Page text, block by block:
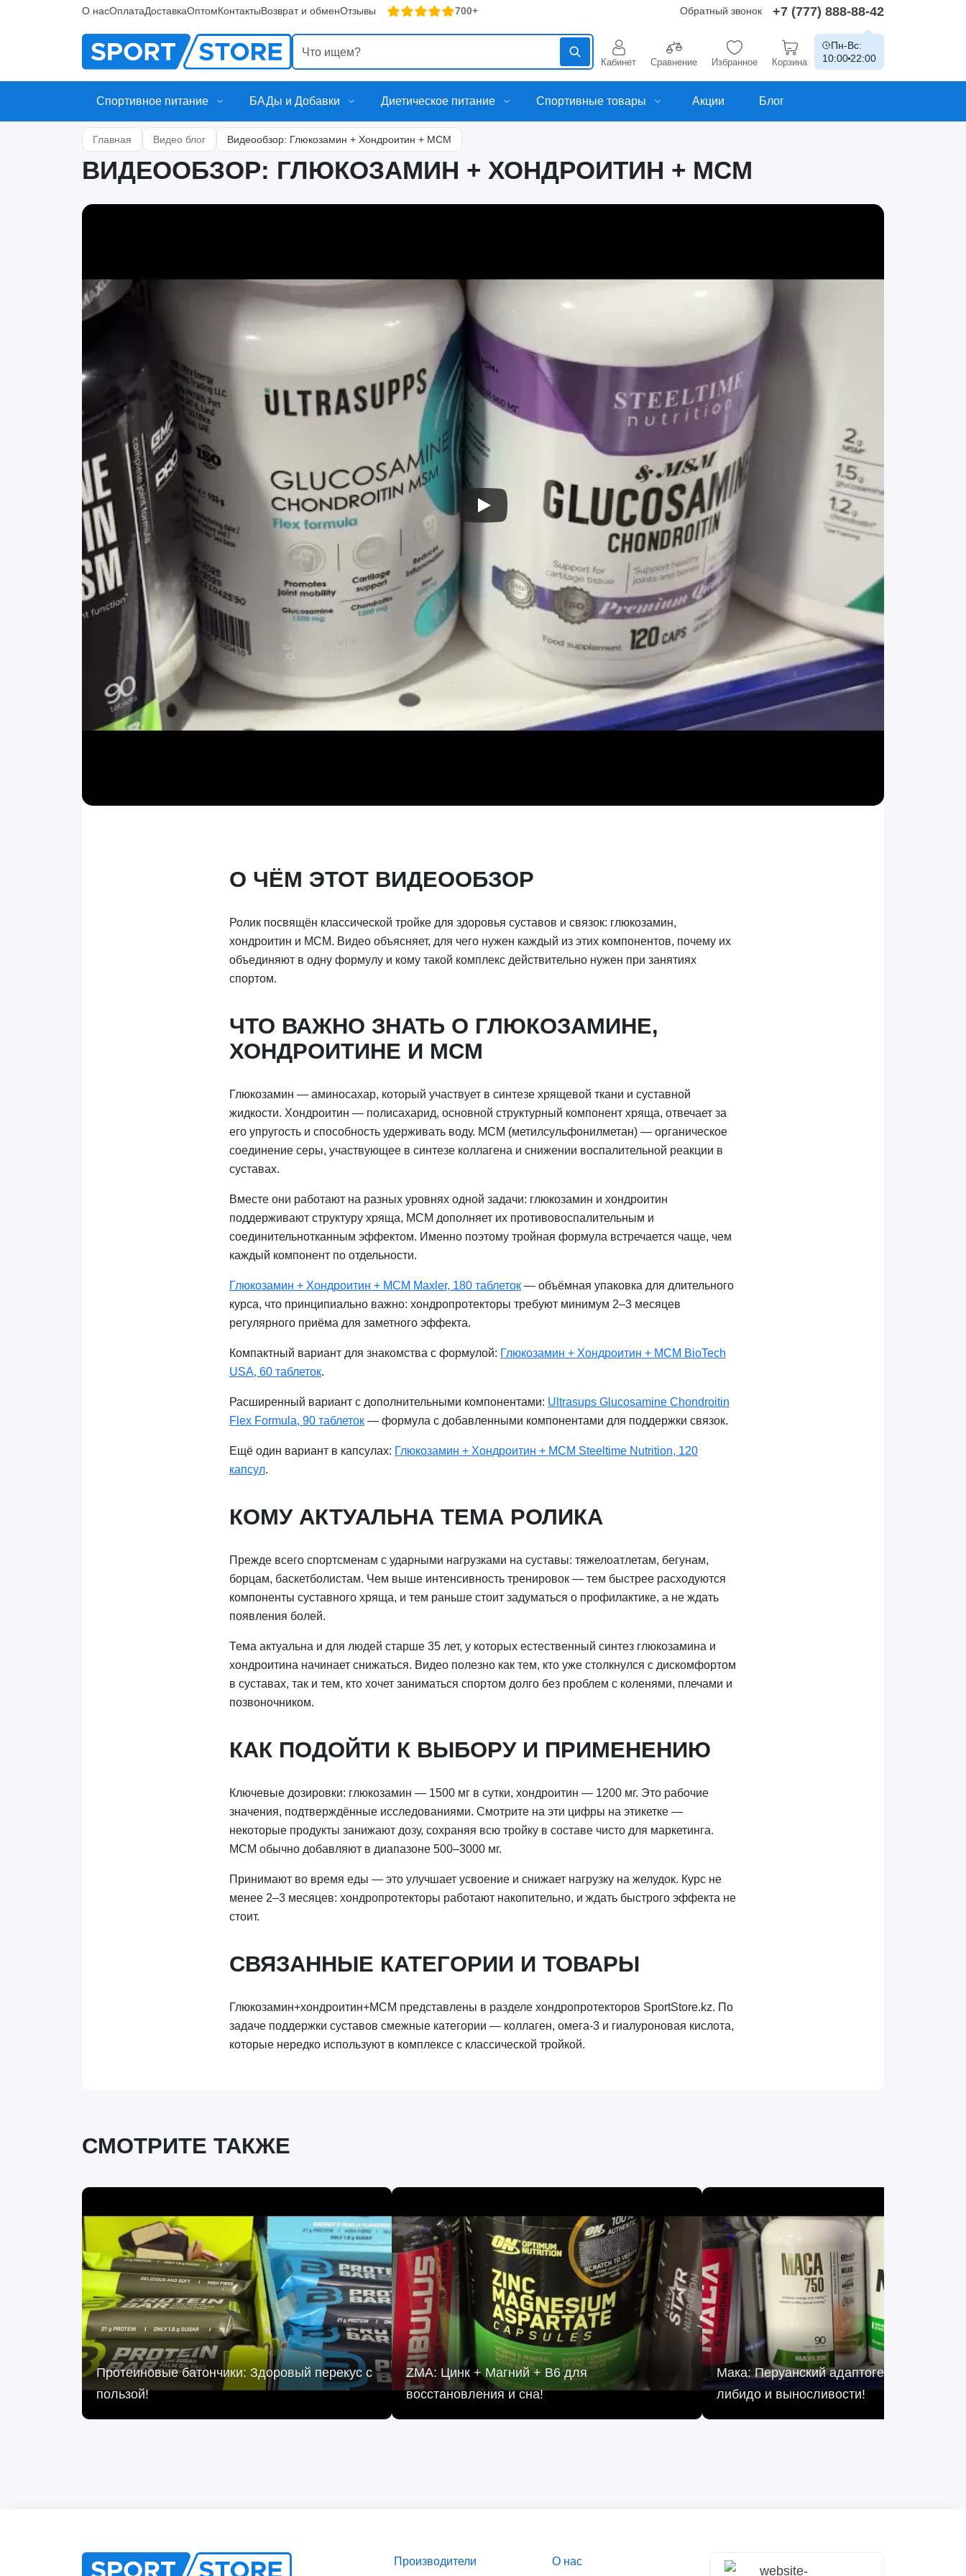
О насОплатаДоставкаОптомКонтактыВозврат и обменОтзывы 700+ Обратный звонок +7 (777) 888-88-42
Кабинет Сравнение Избранное Корзина
Пн-Вс:
10:00 22:00
Спортивное питание БАДы и Добавки Диетическое питание Спортивные товары Акции Блог
Главная Видео блог Видеообзор: Глюкозамин + Хондроитин + МСМ
ВИДЕООБЗОР: ГЛЮКОЗАМИН + ХОНДРОИТИН + МСМ
О ЧЁМ ЭТОТ ВИДЕООБЗОР
Ролик посвящён классической тройке для здоровья суставов и связок: глюкозамин,
хондроитин и МСМ. Видео объясняет, для чего нужен каждый из этих компонентов, почему их
объединяют в одну формулу и кому такой комплекс действительно нужен при занятиях
спортом.
ЧТО ВАЖНО ЗНАТЬ О ГЛЮКОЗАМИНЕ,
ХОНДРОИТИНЕ И МСМ
Глюкозамин — аминосахар, который участвует в синтезе хрящевой ткани и суставной
жидкости. Хондроитин — полисахарид, основной структурный компонент хряща, отвечает за
его упругость и способность удерживать воду. МСМ (метилсульфонилметан) — органическое
соединение серы, участвующее в синтезе коллагена и снижении воспалительной реакции в
суставах.
Вместе они работают на разных уровнях одной задачи: глюкозамин и хондроитин
поддерживают структуру хряща, МСМ дополняет их противовоспалительным и
соединительнотканным эффектом. Именно поэтому тройная формула встречается чаще, чем
каждый компонент по отдельности.
Глюкозамин + Хондроитин + МСМ Maxler, 180 таблеток— объёмная упаковка для длительного
курса, что принципиально важно: хондропротекторы требуют минимум 2–3 месяцев
регулярного приёма для заметного эффекта.
Компактный вариант для знакомства с формулой: Глюкозамин + Хондроитин + МСМ BioTech
USA, 60 таблеток.
Расширенный вариант с дополнительными компонентами: Ultrasups Glucosamine Chondroitin
Flex Formula, 90 таблеток— формула с добавленными компонентами для поддержки связок.
Ещё один вариант в капсулах: Глюкозамин + Хондроитин + МСМ Steeltime Nutrition, 120
капсул.
КОМУ АКТУАЛЬНА ТЕМА РОЛИКА
Прежде всего спортсменам с ударными нагрузками на суставы: тяжелоатлетам, бегунам,
борцам, баскетболистам. Чем выше интенсивность тренировок — тем быстрее расходуются
компоненты суставного хряща, и тем раньше стоит задуматься о профилактике, а не ждать
появления болей.
Тема актуальна и для людей старше 35 лет, у которых естественный синтез глюкозамина и
хондроитина начинает снижаться. Видео полезно как тем, кто уже столкнулся с дискомфортом
в суставах, так и тем, кто хочет заниматься спортом долго без проблем с коленями, плечами и
позвоночником.
КАК ПОДОЙТИ К ВЫБОРУ И ПРИМЕНЕНИЮ
Ключевые дозировки: глюкозамин — 1500 мг в сутки, хондроитин — 1200 мг. Это рабочие
значения, подтверждённые исследованиями. Смотрите на эти цифры на этикетке —
некоторые продукты занижают дозу, сохраняя всю тройку в составе чисто для маркетинга.
МСМ обычно добавляют в диапазоне 500–3000 мг.
Принимают во время еды — это улучшает усвоение и снижает нагрузку на желудок. Курс не
менее 2–3 месяцев: хондропротекторы работают накопительно, и ждать быстрого эффекта не
стоит.
СВЯЗАННЫЕ КАТЕГОРИИ И ТОВАРЫ
Глюкозамин+хондроитин+МСМ представлены в разделе хондропротекторов SportStore.kz. По
задаче поддержки суставов смежные категории — коллаген, омега-3 и гиалуроновая кислота,
которые нередко используют в комплексе с классической тройкой.
СМОТРИТЕ ТАКЖЕ
Протеиновые батончики: Здоровый перекус с
пользой!
ZMA: Цинк + Магний + B6 для
восстановления и сна!
Мака: Перуанский адаптоген для
либидо и выносливости!
Производители О нас